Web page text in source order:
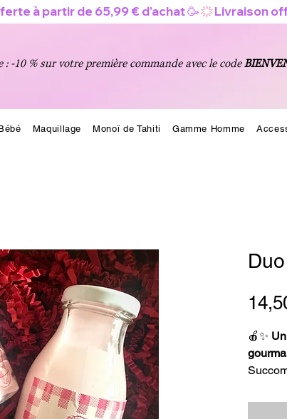
: -10 % sur votre première commande avec le code
Maquillage Monoï de Tahiti Gamme Homme
🍎✨